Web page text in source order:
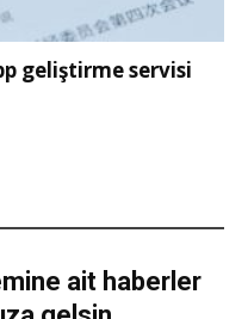
geliştirme servisi
ait haberler